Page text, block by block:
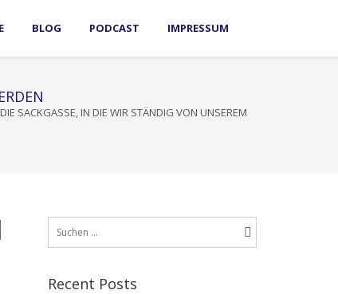
BLOG PODCAST IMPRESSUM
SACKGASSE, IN DIE WIR STÄNDIG VON UNSEREM
Suchen
Recent Posts